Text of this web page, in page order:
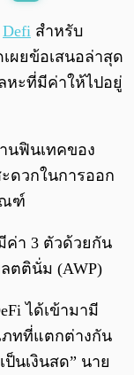
0:00 /
Defi สำหรับ
ผยข้อเสนอล่าสุด
ะที่มีค่าให้ไปอยู่
นฟินเทคของ
ดวกในการออก
ณฑ์
ค่า 3 ตัวด้วยกัน
ตตินั่ม (AWP)
ได้เข้ามามี
ภทที่แตกต่างกัน
นเงินสด” นาย